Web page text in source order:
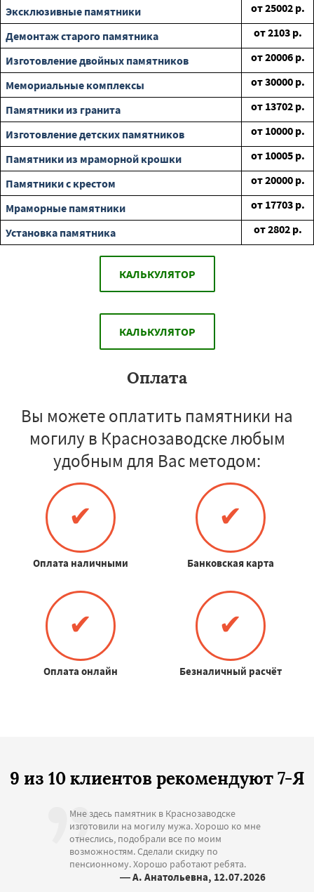
Эксклюзивные памятники
от25002 р.
Демонтаж старого памятника
от2103 р.
Изготовление двойных памятников
от20006 р.
Мемориальные комплексы
от30000 р.
Памятники из гранита
от 13702 р.
Изготовление детских памятников
от 10000 р.
Памятники из мраморной крошки
от 10005 р.
Памятники с крестом
от20000 р.
Мраморные памятники
от 17703 р.
Установка памятника
от2802 р.
КАЛЬКУЛЯТОР
КАЛЬКУЛЯТОР
Оплата
Вы можете оплатить памятники на
могилу в Краснозаводске любым
удобным для Вас методом:
✔
Оплата наличными
✔
Банковская карта
✔
Оплата онлайн
✔
Безналичный расчёт
9 из 10 клиентов рекомендуют 7-Я
Мне здесь памятник в Краснозаводске
изготовили на могилу мужа. Хорошо ко мне
отнеслись, подобрали все по моим
возможностям. Сделали скидку по
пенсионному. Хорошо работают ребята.
— А. Анатольевна, 12.07.2026